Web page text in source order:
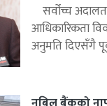
सर्वोच्च
आधिकारिकता
अनुमति दिएसँगै